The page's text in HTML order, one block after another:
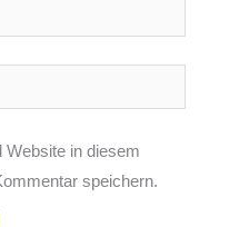
in diesem
speichern.